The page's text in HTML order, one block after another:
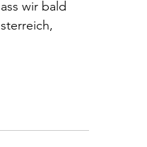
wir bald